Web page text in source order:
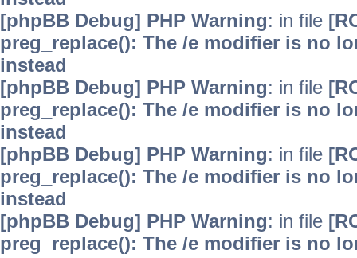
[phpBB Debug] PHP Warning: in file
preg_replace(): The /e modifier is no
instead
[phpBB Debug] PHP Warning: in file
preg_replace(): The /e modifier is no
instead
[phpBB Debug] PHP Warning: in file
preg_replace(): The /e modifier is no
instead
[phpBB Debug] PHP Warning: in file
preg_replace(): The /e modifier is no